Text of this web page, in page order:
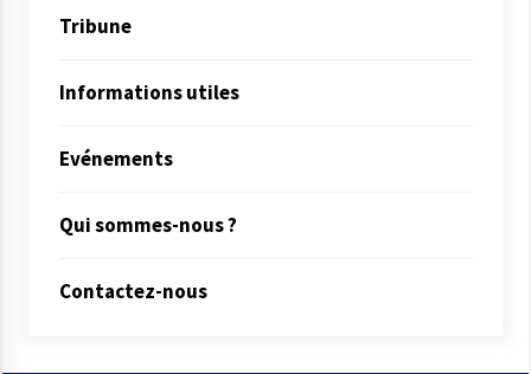
Tribune
Informations utiles
Evénements
Qui sommes-nous ?
Contactez-nous